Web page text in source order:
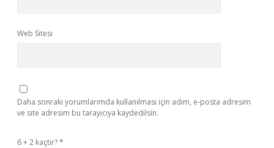
Web Sitesi
Daha sonraki yorumlarımda kullanılması için adım, e-posta adresim
ve site adresim bu tarayıcıya kaydedilsin.
6 + 2 kaçtır?*